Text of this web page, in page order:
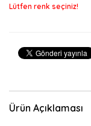
Lütfen renk seçiniz!
Ürün Açıklaması